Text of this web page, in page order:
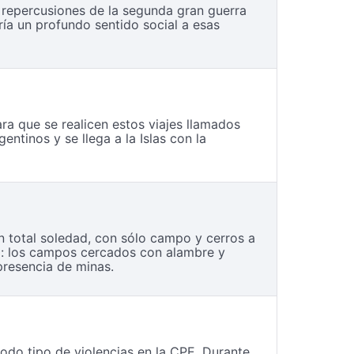
de la segunda gran guerra
un profundo sentido social a esas
que se realicen estos viajes llamados
y se llega a la Islas con la
total soledad, con sólo campo y cerros a
los campos cercados con alambre y
de minas.